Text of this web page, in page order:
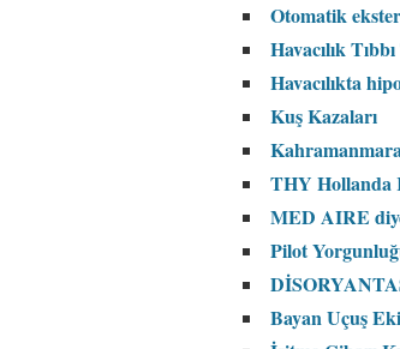
Otomatik
Havacılık
Havacılıkta
Kuş Kazaları
THY Hollanda
MED AIRE
Pilot
Bayan Uçuş